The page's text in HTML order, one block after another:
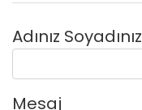
Adınız Soyadınız
Mesaj